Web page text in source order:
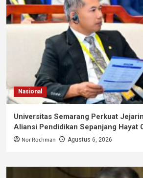
Nasional
Universitas Semarang Perkuat
Aliansi Pendidikan Sepanjang Hayat
Nor Rochman Agustus 6, 2026